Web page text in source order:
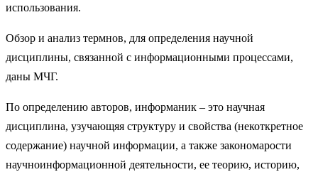
использования.
Обзор и анализ термнов, для определения научной
дисциплины, связанной с информационными процессами,
даны МЧГ.
По определению авторов, информаник – это научная
дисциплина, узучающяя структуру и свойства (некоткретное
содержание) научной информации, а также закономарости
научноинформационной деятельности, ее теорию, историю,